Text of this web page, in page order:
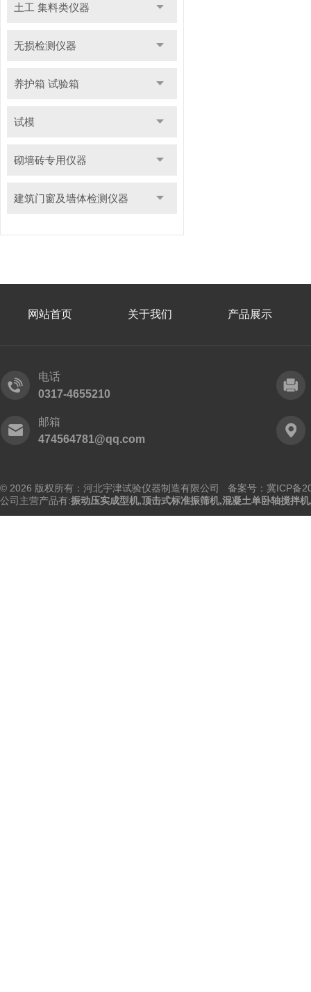
土工 集料类仪器
无损检测仪器
养护箱 试验箱
试模
砌墙砖专用仪器
建筑门窗及墙体检测仪器
网站首页 关于我们 产品展示
电话
0317-4655210
邮箱
474564781@qq.com
© 2026 版权所有：河北宇津试验仪器制造有限公司 备案号：冀ICP备
公司主营产品有:振动压实成型机,顶击式标准振筛机,混凝土单卧轴搅拌机